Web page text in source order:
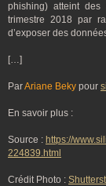
phishing) atteint
trimestre 2018 par
d’exposer des
[…]
ParAriane Beky pour
En savoir plus :
Source : https://
224839.html
Crédit Photo :